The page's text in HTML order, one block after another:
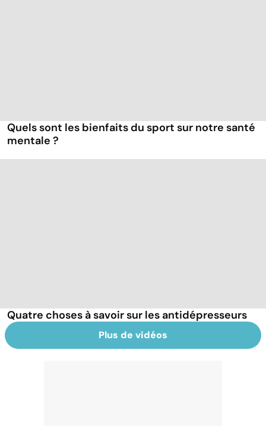
Quels sont les bienfaits du sport sur notre santé
mentale ?
Quatre choses à savoir sur les antidépresseurs
Plus de vidéos